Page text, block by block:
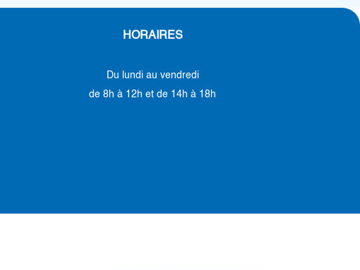
HORAIRES
Du lundi au vendredi
de 8h à 12h et de 14h à 18h